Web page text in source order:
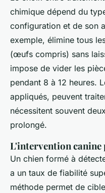
chimique dépend du
configuration et de son
exemple, élimine tous
(œufs compris) sans
impose de vider les
pendant 8 à 12 heures.
appliqués, peuvent
nécessitent souvent
prolongé.
L'intervention
Un chien formé à
a un taux de fiabilité
méthode permet de